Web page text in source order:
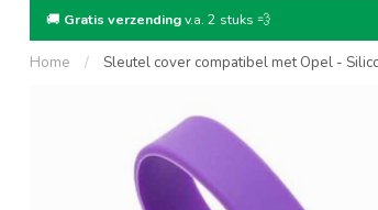
🚚 Gratis verzendingv.a. 2 stuks 💨
Home / Sleutel cover compatibel met Opel -